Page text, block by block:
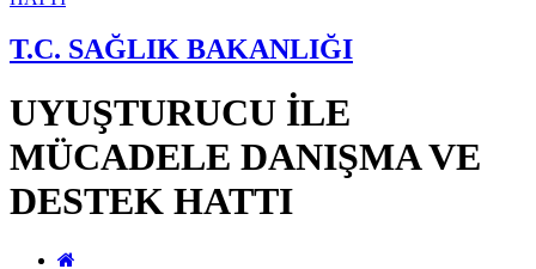
T.C. SAĞLIK BAKANLIĞI
UYUŞTURUCU İLE
MÜCADELE DANIŞMA VE
DESTEK HATTI